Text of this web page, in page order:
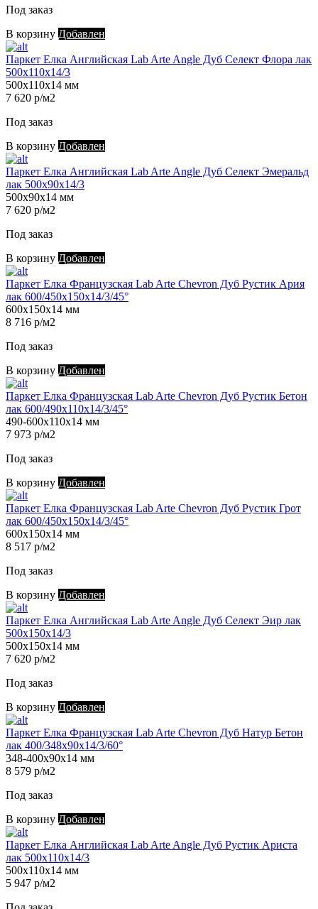
Под заказ
В корзину Добавлен
Паркет Елка Английская Lab Arte Angle Дуб Селект Флора лак
500х110х14/3
500х110х14 мм
7 620 р/м2
Под заказ
В корзину Добавлен
Паркет Елка Английская Lab Arte Angle Дуб Селект Эмеральд
лак 500х90х14/3
500х90х14 мм
7 620 р/м2
Под заказ
В корзину Добавлен
Паркет Елка Французская Lab Arte Chevron Дуб Рустик Ария
лак 600/450х150х14/3/45°
600х150х14 мм
8 716 р/м2
Под заказ
В корзину Добавлен
Паркет Елка Французская Lab Arte Chevron Дуб Рустик Бетон
лак 600/490х110х14/3/45°
490-600х110х14 мм
7 973 р/м2
Под заказ
В корзину Добавлен
Паркет Елка Французская Lab Arte Chevron Дуб Рустик Грот
лак 600/450х150х14/3/45°
600х150х14 мм
8 517 р/м2
Под заказ
В корзину Добавлен
Паркет Елка Английская Lab Arte Angle Дуб Селект Эир лак
500х150х14/3
500х150х14 мм
7 620 р/м2
Под заказ
В корзину Добавлен
Паркет Елка Французская Lab Arte Chevron Дуб Натур Бетон
лак 400/348х90х14/3/60°
348-400х90х14 мм
8 579 р/м2
Под заказ
В корзину Добавлен
Паркет Елка Английская Lab Arte Angle Дуб Рустик Ариста
лак 500х110х14/3
500х110х14 мм
5 947 р/м2